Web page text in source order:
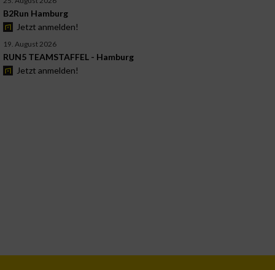
B2Run Hamburg
Jetzt anmelden!
19. August 2026
RUN5 TEAMSTAFFEL - Hamburg
Jetzt anmelden!